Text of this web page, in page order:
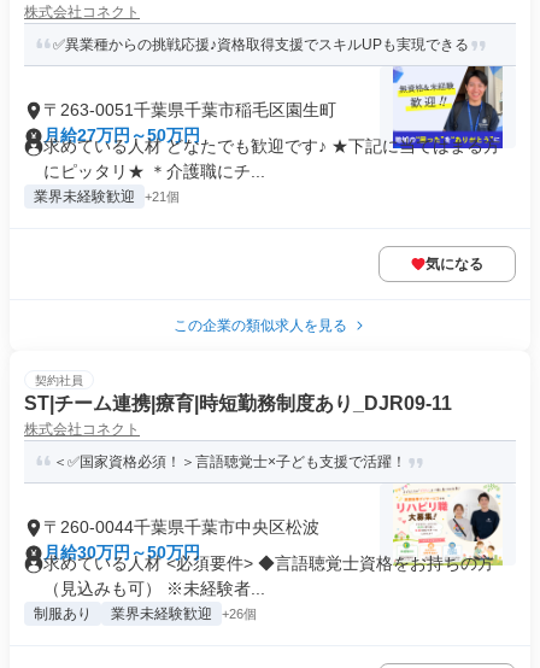
株式会社コネクト
✅異業種からの挑戦応援♪資格取得支援でスキルUPも実現できる
〒263-0051千葉県千葉市稲毛区園生町
月給27万円～50万円
求めている人材 どなたでも歓迎です♪ ★下記に当てはまる方
にピッタリ★ ＊介護職にチ...
業界未経験歓迎 +21個
気になる
この企業の類似求人を見る
契約社員
ST|チーム連携|療育|時短勤務制度あり_DJR09-11
株式会社コネクト
＜✅国家資格必須！＞言語聴覚士×子ども支援で活躍！
〒260-0044千葉県千葉市中央区松波
月給30万円～50万円
求めている人材 <必須要件> ◆言語聴覚士資格をお持ちの方
（見込みも可） ※未経験者...
制服あり 業界未経験歓迎 +26個